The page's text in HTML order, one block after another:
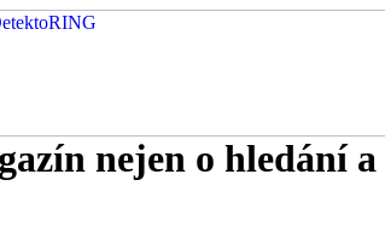
nejen o hledání